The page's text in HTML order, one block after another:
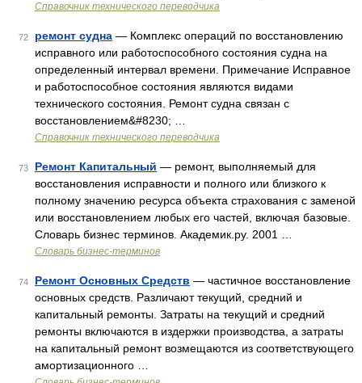
Справочник технического переводчика
72 ремонт судна — Комплекс операций по восстановлению
исправного или работоспособного состояния судна на
определенный интервал времени. Примечание Исправное
и работоспособное состояния являются видами
технического состояния. Ремонт судна связан с
восстановлением&#8230; …
Справочник технического переводчика
73 Ремонт Капитальный — ремонт, выполняемый для
восстановления исправности и полного или близкого к
полному значению ресурса объекта страхования с заменой
или восстановлением любых его частей, включая базовые.
Словарь бизнес терминов. Академик.ру. 2001 …
Словарь бизнес-терминов
74 Ремонт Основных Средств — частичное восстановление
основных средств. Различают текущий, средний и
капитальный ремонты. Затраты на текущий и средний
ремонты включаются в издержки производства, а затраты
на капитальный ремонт возмещаются из соответствующего
амортизационного …